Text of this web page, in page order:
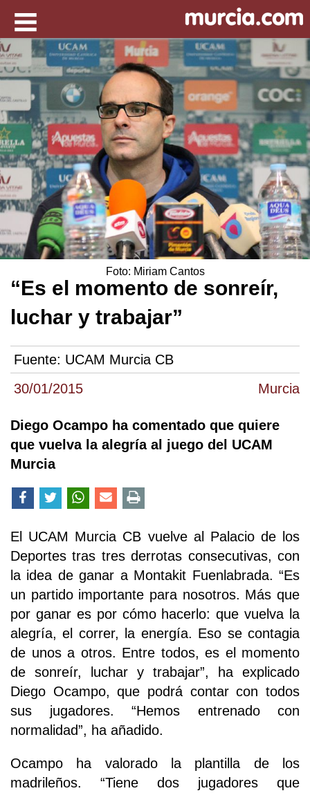
30/01/2015 Murcia
“Es el momento de sonreír,
luchar y trabajar”
Fuente: UCAM Murcia CB
Diego Ocampo ha comentado que quiere
que vuelva la alegría al juego del UCAM
Murcia
El UCAM Murcia CB vuelve al Palacio de los
Deportes tras tres derrotas consecutivas, con
la idea de ganar a Montakit Fuenlabrada. “Es
un partido importante para nosotros. Más que
por ganar es por cómo hacerlo: que vuelva la
alegría, el correr, la energía. Eso se contagia
de unos a otros. Entre todos, es el momento
de sonreír, luchar y trabajar”, ha explicado
Diego Ocampo, que podrá contar con todos
sus jugadores. “Hemos entrenado con
normalidad”, ha añadido.
Ocampo ha valorado la plantilla de los
madrileños. “Tiene dos jugadores que
Foto: Miriam Cantos